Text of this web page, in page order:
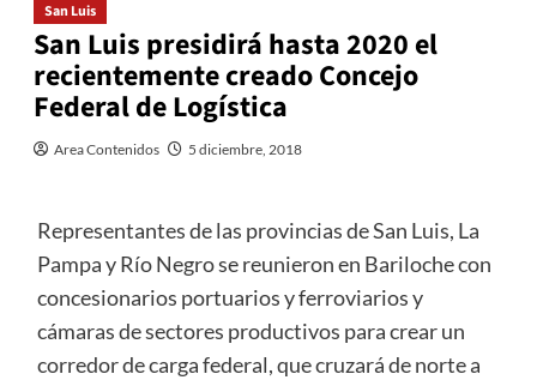
San Luis
San Luis presidirá hasta 2020 el
recientemente creado Concejo
Federal de Logística
Area Contenidos 5 diciembre, 2018
Representantes de las provincias de San Luis, La
Pampa y Río Negro se reunieron en Bariloche con
concesionarios portuarios y ferroviarios y
cámaras de sectores productivos para crear un
corredor de carga federal, que cruzará de norte a